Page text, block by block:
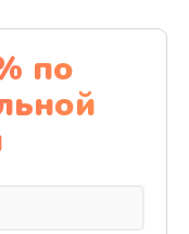
Philips
по